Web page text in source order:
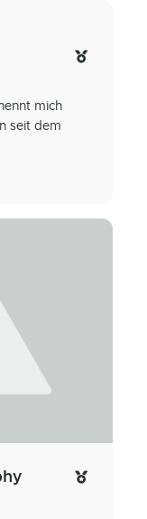
mich
seit dem